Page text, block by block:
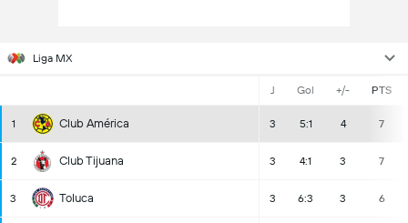
Liga MX
J Gol +/- PTS
1 Club América 3 5:1 4 7
2 Club Tijuana 3 4:1 3 7
3 Toluca 3 6:3 3 6